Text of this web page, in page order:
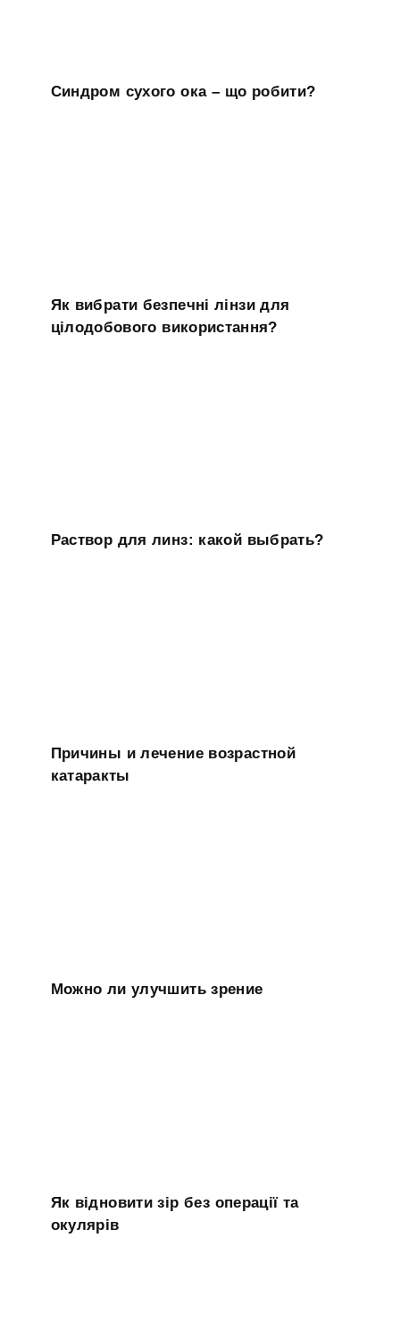
Синдром сухого ока – що робити?
Як вибрати безпечні лінзи для
цілодобового використання?
Раствор для линз: какой выбрать?
Причины и лечение возрастной
катаракты
Можно ли улучшить зрение
Як відновити зір без операції та
окулярів